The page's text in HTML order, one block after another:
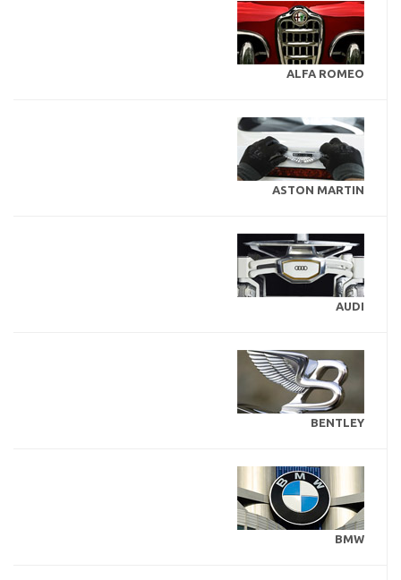
ALFA ROMEO
ASTON MARTIN
AUDI
BENTLEY
BMW